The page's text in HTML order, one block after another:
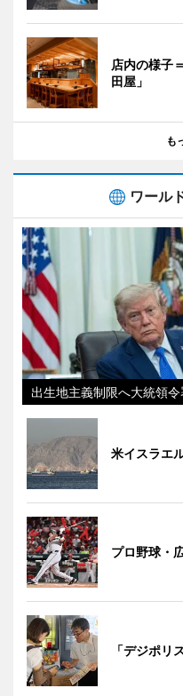
店内の様子
田屋」
も
ワール
出生地主義制限へ大統領令
米イスラエ
プロ野球・
「デジポリ